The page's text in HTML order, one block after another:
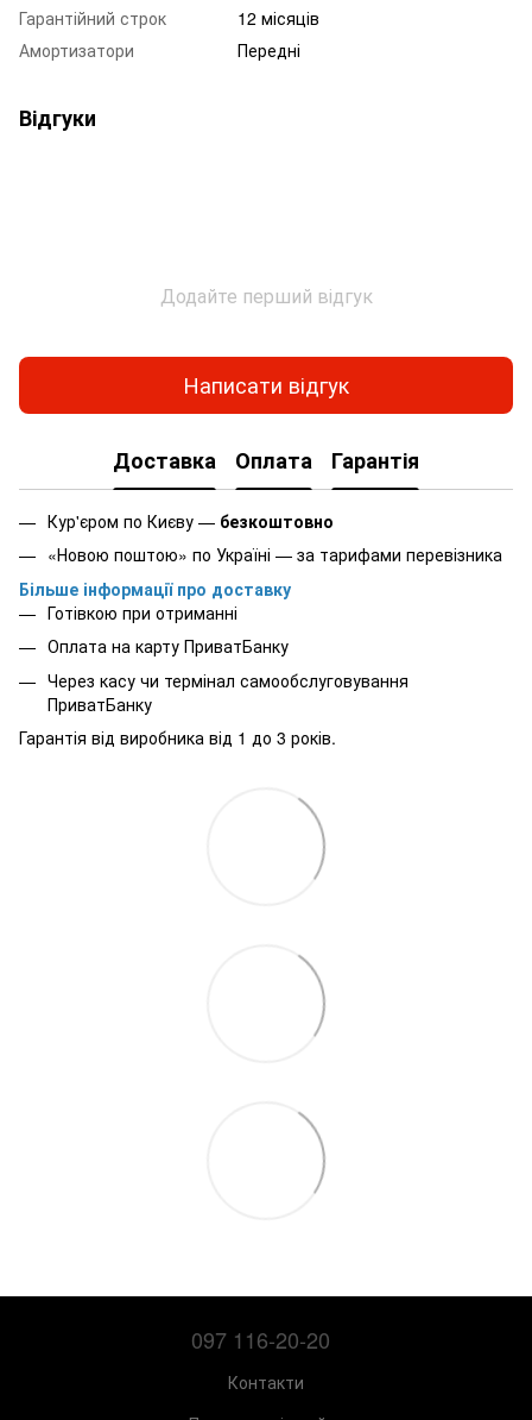
Гарантійний строк
12 місяців
Амортизатори
Передні
Відгуки
Додайте перший відгук
Написати відгук
Доставка Оплата Гарантія
Кур'єром по Києву — безкоштовно
«Новою поштою» по Україні — за тарифами перевізника
Більше інформації про доставку
Готівкою при отриманні
Оплата на карту ПриватБанку
Через касу чи термінал самообслуговування
ПриватБанку
Гарантія від виробника від 1 до 3 років.
097 116-20-20
Контакти